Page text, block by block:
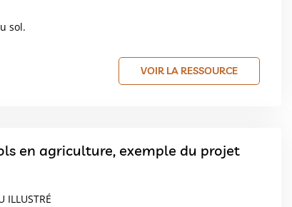
sol.
VOIR LA RESSOURCE
en agriculture, exemple du projet
ILLUSTRÉ